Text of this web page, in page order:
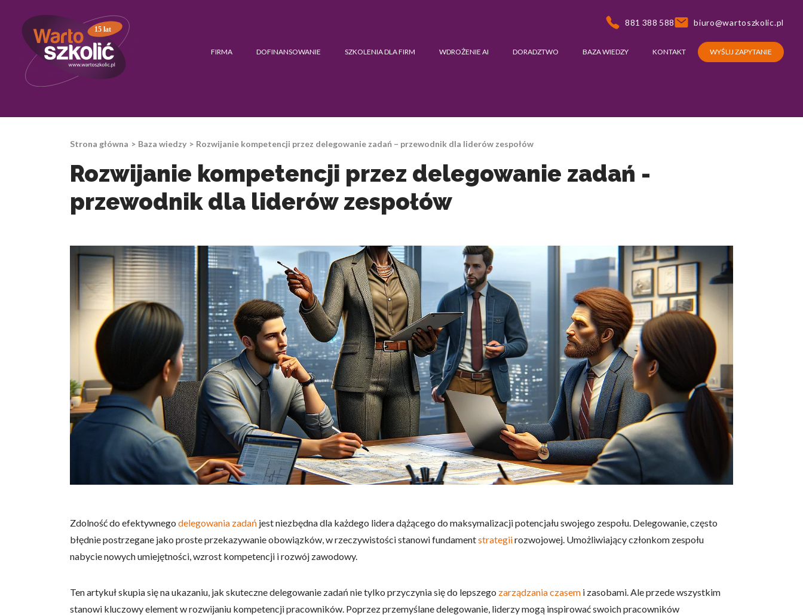
15 lat
881 388 588 biuro@wartoszkolic.pl
FIRMA DOFINANSOWANIE SZKOLENIA DLA FIRM WDROŻENIE AI DORADZTWO BAZA WIEDZY KONTAKT WYŚLIJ ZAPYTANIE
Strona główna Baza wiedzy Rozwijanie kompetencji przez delegowanie zadań – przewodnik dla liderów zespołów
Rozwijanie kompetencji przez delegowanie zadań -
przewodnik dla liderów zespołów
Zdolność do efektywnego delegowania zadań jest niezbędna dla każdego lidera dążącego do maksymalizacji potencjału swojego zespołu. Delegowanie, często
błędnie postrzegane jako proste przekazywanie obowiązków, w rzeczywistości stanowi fundamentstrategiirozwojowej. Umożliwiający członkom zespołu
nabycie nowych umiejętności, wzrost kompetencji i rozwój zawodowy.
Ten artykuł skupia się na ukazaniu, jak skuteczne delegowanie zadań nie tylko przyczynia się do lepszego zarządzania czasem i zasobami. Ale przede wszystkim
stanowi kluczowy element w rozwijaniu kompetencji pracowników. Poprzez przemyślane delegowanie, liderzy mogą inspirować swoich pracowników